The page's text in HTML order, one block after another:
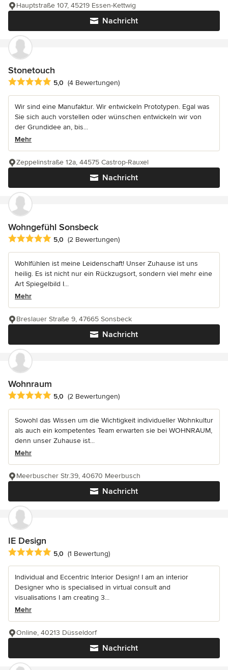
Nachricht
Hauptstraße 107, 45219 Essen-Kettwig
Stonetouch
Durchschnittliche Bewertung: 5 von 5 Sternen
5,0 (4 Bewertungen)
Wir sind eine Manufaktur. Wir entwickeln Prototypen. Egal was
Sie sich auch vorstellen oder wünschen entwickeln wir von
der Grundidee an, bis...
Mehr
Nachricht
Zeppelinstraße 12a, 44575 Castrop-Rauxel
Wohngefühl Sonsbeck
Durchschnittliche Bewertung: 5 von 5 Sternen
5,0 (2 Bewertungen)
Wohlfühlen ist meine Leidenschaft! Unser Zuhause ist uns
heilig. Es ist nicht nur ein Rückzugsort, sondern viel mehr eine
Art Spiegelbild I...
Mehr
Nachricht
Breslauer Straße 9, 47665 Sonsbeck
Wohnraum
Durchschnittliche Bewertung: 5 von 5 Sternen
5,0 (2 Bewertungen)
Sowohl das Wissen um die Wichtigkeit individueller Wohnkultur
als auch ein kompetentes Team erwarten sie bei WOHNRAUM,
denn unser Zuhause ist...
Mehr
Nachricht
Meerbuscher Str.39, 40670 Meerbusch
IE Design
Durchschnittliche Bewertung: 5 von 5 Sternen
5,0 (1 Bewertung)
Individual and Eccentric Interior Design! I am an interior
Designer who is specialised in virtual consult and
visualisations I am creating 3...
Mehr
Nachricht
Online, 40213 Düsseldorf